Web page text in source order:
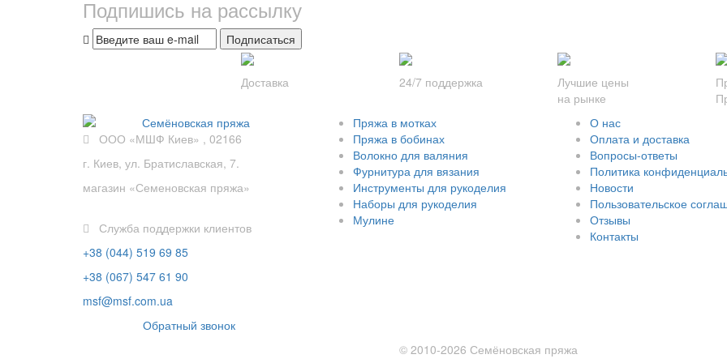
Подпишись на рассылку
Подписаться
Доставка 24/7 поддержка
Лучшие цены
на рынке
ООО «МШФ Киев» , 02166
г. Киев, ул. Братиславская, 7.
магазин «Семеновская пряжа»
Служба поддержки клиентов
+38 (044) 519 69 85
+38 (067) 547 61 90
msf@msf.com.ua
Обратный звонок
Пряжа в мотках
Пряжа в бобинах
Волокно для валяния
Фурнитура для вязания
Инструменты для рукоделия
Наборы для рукоделия
Мулине
О нас
Оплата и доставка
Вопросы-ответы
Политика
Новости
Пользовательское
Отзывы
Контакты
© 2010-2026 Семёновская пряжа